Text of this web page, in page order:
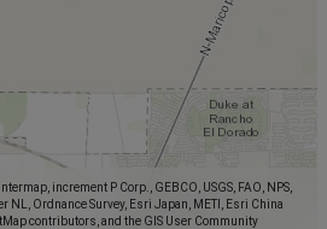
increment P Corp., GEBCO, USGS, FAO, NPS,
NL, Ordnance Survey, Esri Japan, METI, Esri China
contributors, and the GIS User Community